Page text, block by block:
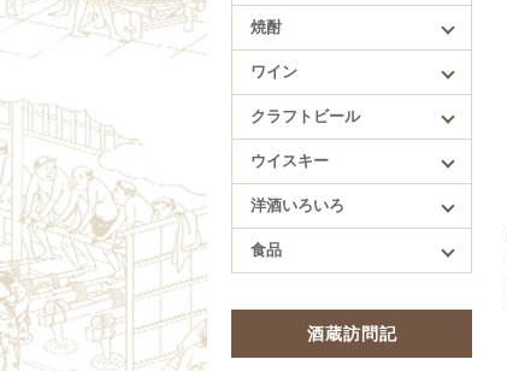
焼酎
ワイン
クラフトビール
ウイスキー
洋酒いろいろ
食品
酒蔵訪問記